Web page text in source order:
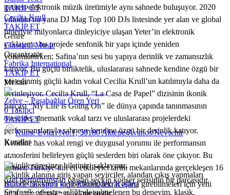
getiren elektronik müzik üretimiyle aynı sahnede buluşuyor. 2020
yılından bu yana DJ Mag Top 100 DJs listesinde yer alan ve global
hitleriyle milyonlarca dinleyiciye ulaşan Yeter’in elektronik
yaklaşımı, bu projede senfonik bir yapı içinde yeniden
yorumlanırken; Safina’nın sesi bu yapıya derinlik ve zamansızlık
katıyor. Bu güçlü birliktelik, uluslararası sahnede kendine özgü bir
yer edinmiş güçlü kadın vokal Cecilia Krull’un katılımıyla daha da
derinleşiyor. Cecilia Krull, “La Casa de Papel” dizisinin ikonik
parçası “My Life is Going On” ile dünya çapında tanınmasının
ötesinde, sinematik vokal tarzı ve uluslararası projelerdeki
performanslarıyla sahneye kendine özgü bir derinlik katıyor.
Kendine has vokal rengi ve duygusal yorumu ile performansın
atmosferini belirleyen güçlü seslerden biri olarak öne çıkıyor. Bu
konser, Türkiye’nin en etkileyici tarihi mekanlarında gerçekleşen 16
özel performanstan oluşan seçkin konser serisinin bir parçasıdır.
Senfonik orkestra eşliğinde sahnelenen bu deneyim, klasik,
TAKİP ET
Cecilia Krull
TAKİP ET
Genre
Classical Music
Organizatör
Fabrika International
TAKİP ET
Mekan
Zelve – Paşabağlar Ören Yeri
0 Takipçi
TAKİP ET
Kume Evleri No:1, 50180 Aktepe/Avanos/Nevşehir
Kurallar
Etkinlik süresince biletinizi saklayınız.
Etkinlik alanına giriş yapan seyirciler, alandan çıkış yapmaları
halinde haklarını kaybederler, tekrar alana girebilmeleri için yeni
bilet satın almaları gerekmektedir.
BUGECE App'i İndir Etkinlikleri Keşfet!